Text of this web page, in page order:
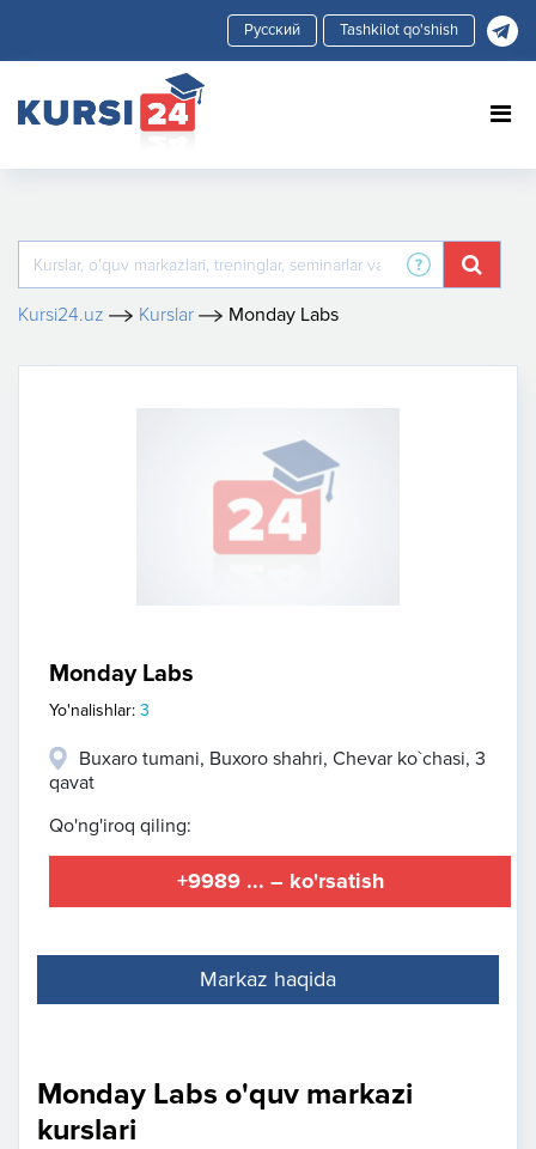
Tashkilot qo'shish
Kursi24.uz Kurslar Monday Labs
Monday Labs
Yo'nalishlar: 3
Buxaro tumani, Buxoro shahri, Chevar ko`chasi, 3
qavat
Qo'ng'iroq qiling:
+9989 ... – ko'rsatish
Markaz haqida
Monday Labs o'quv markazi
kurslari